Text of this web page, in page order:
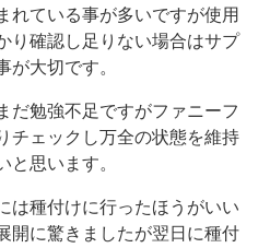
れている事が多いですが使用
り確認し足りない場合はサプ
が大切です。
だ勉強不足ですがファニーフ
チェックし万全の状態を維持
と思います。
は種付けに行ったほうがいい
開に驚きましたが翌日に種付